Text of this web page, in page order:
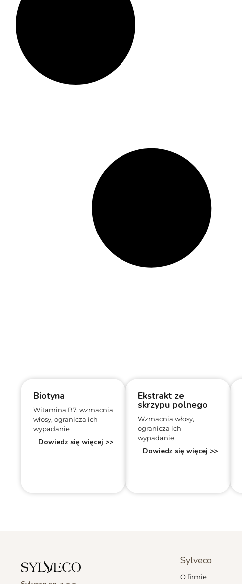
Biotyna
Witamina B7, wzmacnia
włosy, ogranicza ich
wypadanie
Dowiedz się więcej >>
Ekstrakt ze
skrzypu polnego
Wzmacnia włosy,
ogranicza ich
wypadanie
Dowiedz się więcej >>
Sylveco
O firmie